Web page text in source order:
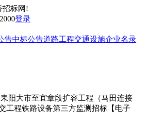
招标网!
登录
告中标公告道路工程交通设施企业名录
阳大市至宜章段扩容工程（马田连接
工程铁路设备第三方监测招标【电子